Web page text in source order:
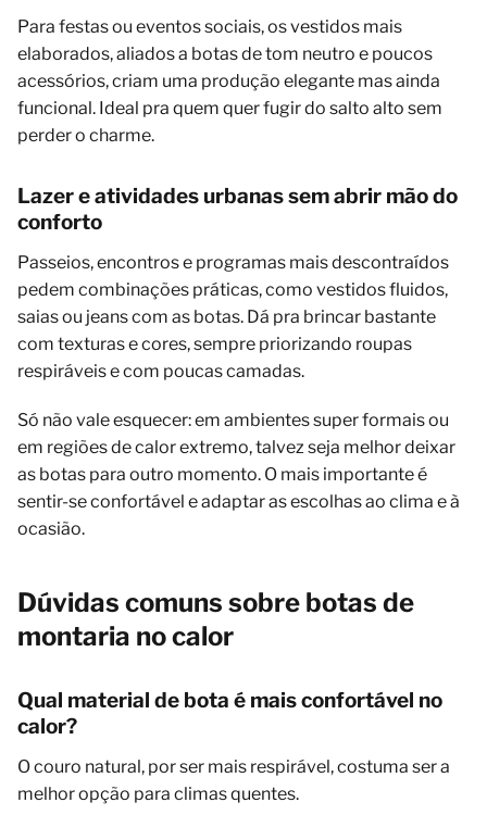
Para festas ou eventos sociais, os vestidos mais
elaborados, aliados a botas de tom neutro e poucos
acessórios, criam uma produção elegante mas ainda
funcional. Ideal pra quem quer fugir do salto alto sem
perder o charme.
Lazer e atividades urbanas sem abrir mão do
conforto
Passeios, encontros e programas mais descontraídos
pedem combinações práticas, como vestidos fluidos,
saias ou jeans com as botas. Dá pra brincar bastante
com texturas e cores, sempre priorizando roupas
respiráveis e com poucas camadas.
Só não vale esquecer: em ambientes super formais ou
em regiões de calor extremo, talvez seja melhor deixar
as botas para outro momento. O mais importante é
sentir-se confortável e adaptar as escolhas ao clima e à
ocasião.
Dúvidas comuns sobre botas de
montaria no calor
Qual material de bota é mais confortável no
calor?
O couro natural, por ser mais respirável, costuma ser a
melhor opção para climas quentes.